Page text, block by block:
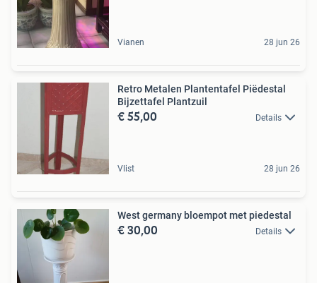
Vianen 28 jun 26
Retro Metalen Plantentafel Piëdestal
Bijzettafel Plantzuil
€ 55,00 Details
Vlist 28 jun 26
West germany bloempot met piedestal
€ 30,00 Details